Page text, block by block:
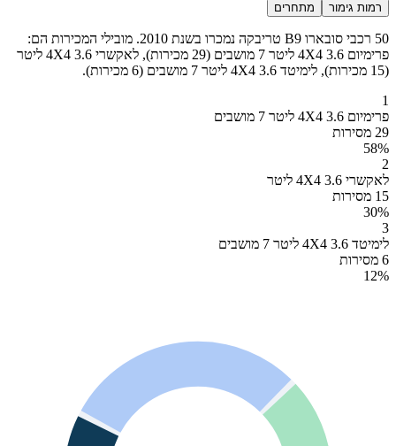
רמות גימור מתחרים
50 רכבי סובארו B9 טריבקה נמכרו בשנת 2010. מובילי המכירות הם:
פרימיום 4X4 3.6 ליטר 7 מושבים (29 מכירות), לאקשרי 4X4 3.6 ליטר
(15 מכירות), לימיטד 4X4 3.6 ליטר 7 מושבים (6 מכירות).
1
פרימיום 4X4 3.6 ליטר 7 מושבים
29 מסירות
58%
2
לאקשרי 4X4 3.6 ליטר
15 מסירות
30%
3
לימיטד 4X4 3.6 ליטר 7 מושבים
6 מסירות
12%